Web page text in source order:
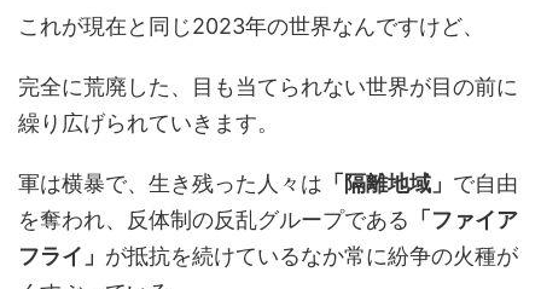
これが現在と同じ2023年の世界なんですけど、
完全に荒廃した、目も当てられない世界が目の前に
繰り広げられていきます。
軍は横暴で、生き残った人々は 「隔離地域」 で自由
を奪われ、反体制の反乱グループである 「ファイア
フライ」 が抵抗を続けているなか常に紛争の火種が